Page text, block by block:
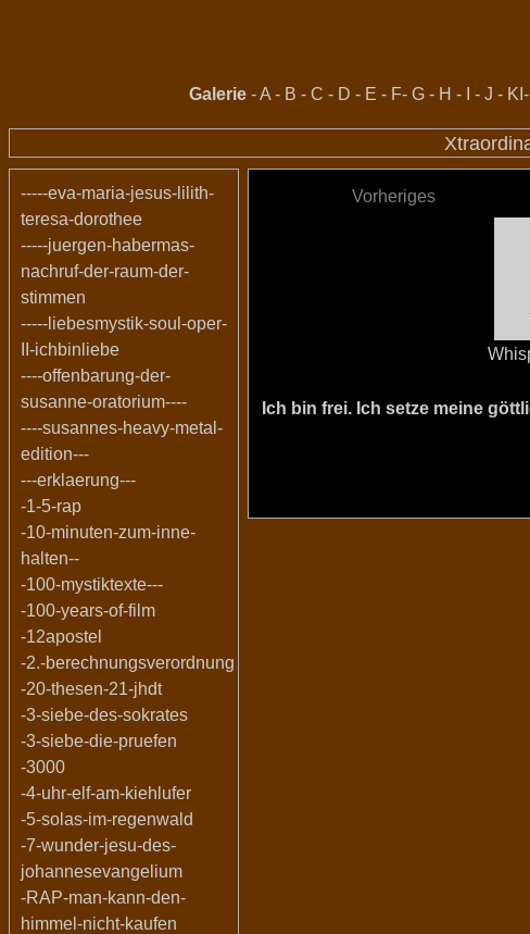
Galerie -A - B - C - D - E - F- G - H - - J -
-----eva-maria-jesus-lilith-
teresa-dorothee
-----juergen-habermas-
nachruf-der-raum-der-
stimmen
-----liebesmystik-soul-oper-
II-ichbinliebe
----offenbarung-der-
susanne-oratorium----
----susannes-heavy-metal-
edition---
---erklaerung---
-1-5-rap
-10-minuten-zum-inne-
halten--
-100-mystiktexte---
-100-years-of-film
-12apostel
-2.-berechnungsverordnung
-20-thesen-21-jhdt
-3-siebe-des-sokrates
-3-siebe-die-pruefen
-3000
-4-uhr-elf-am-kiehlufer
-5-solas-im-regenwald
-7-wunder-jesu-des-
johannesevangelium
-RAP-man-kann-den-
himmel-nicht-kaufen
Vorheriges
Ich bin frei. Ich setze meine